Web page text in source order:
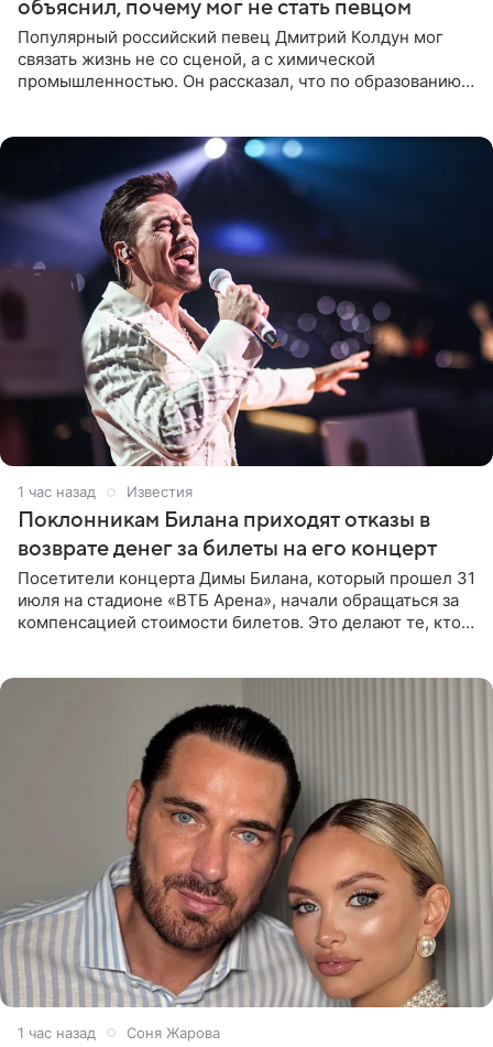
объяснил, почему мог не стать певцом
Популярный российский певец Дмитрий Колдун мог
связать жизнь не со сценой, а с химической
промышленностью. Он рассказал, что по образованию
1 час назад Известия
Поклонникам Билана приходят отказы в
возврате денег за билеты на его концерт
Посетители концерта Димы Билана, который прошел 31
июля на стадионе «ВТБ Арена», начали обращаться за
компенсацией стоимости билетов. Это делают те, кто
1 час назад Соня Жарова